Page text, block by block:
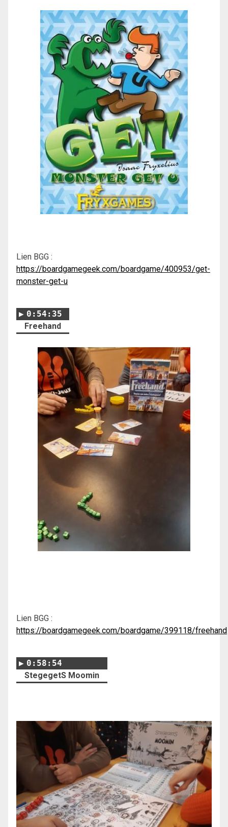
Lien BGG :
https://boardgamegeek.com/boardgame/400953/get-
monster-get-u
0:54:35
Freehand
Lien BGG :
https://boardgamegeek.com/boardgame/399118/freehand
0:58:54
StegegetS Moomin